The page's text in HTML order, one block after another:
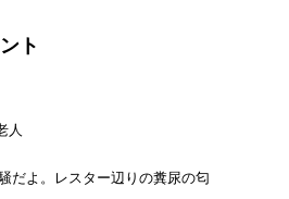
ト
人
だよ。レスター辺りの糞尿の匂